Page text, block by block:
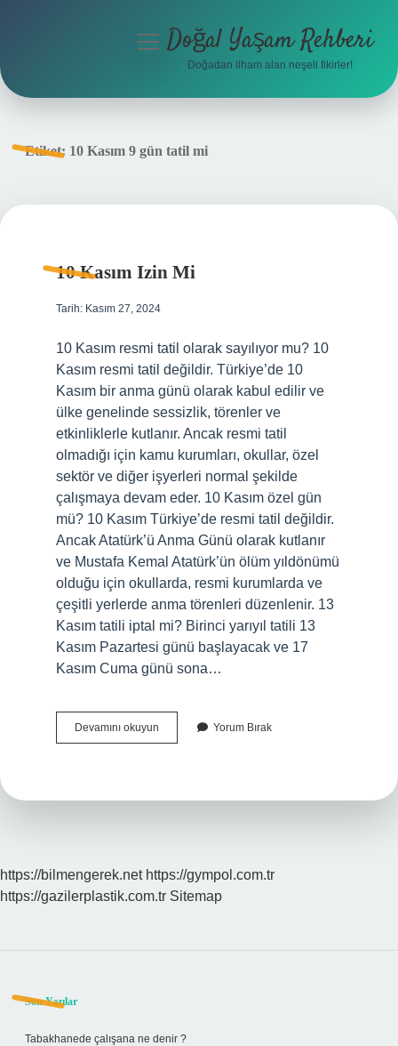
menüyüDoğal Yaşam Rehberi
Doğadan ilham alan neşeli fikirler!
Etiket: 10 Kasım 9 gün tatil mi
10 Kasım Izin Mi
Tarih: Kasım 27, 2024
10 Kasım resmi tatil olarak sayılıyor mu? 10
Kasım resmi tatil değildir. Türkiye’de 10
Kasım bir anma günü olarak kabul edilir ve
ülke genelinde sessizlik, törenler ve
etkinliklerle kutlanır. Ancak resmi tatil
olmadığı için kamu kurumları, okullar, özel
sektör ve diğer işyerleri normal şekilde
çalışmaya devam eder. 10 Kasım özel gün
mü? 10 Kasım Türkiye’de resmi tatil değildir.
Ancak Atatürk’ü Anma Günü olarak kutlanır
ve Mustafa Kemal Atatürk’ün ölüm yıldönümü
olduğu için okullarda, resmi kurumlarda ve
çeşitli yerlerde anma törenleri düzenlenir. 13
Kasım tatili iptal mi? Birinci yarıyıl tatili 13
Kasım Pazartesi günü başlayacak ve 17
Kasım Cuma günü sona…
Devamını okuyun
Kasım
Yorum Bırak
https://bilmengerek.net https://gympol.com.tr
https://gazilerplastik.com.tr Sitemap
Sidebar
Son Yazılar
Tabakhanede çalışana ne denir ?